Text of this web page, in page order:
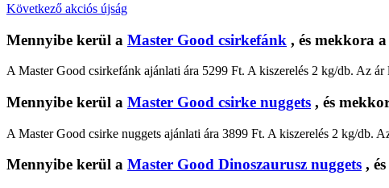
Következő akciós újság
Mennyibe kerül a Master Good csirkefánk , és mekkora
A Master Good csirkefánk ajánlati ára 5299 Ft. A kiszerelés 2 kg/db. Az
Mennyibe kerül a Master Good csirke nuggets , és
A Master Good csirke nuggets ajánlati ára 3899 Ft. A kiszerelés 2 kg/db.
Mennyibe kerül a Master Good Dinoszaurusz nuggets ,